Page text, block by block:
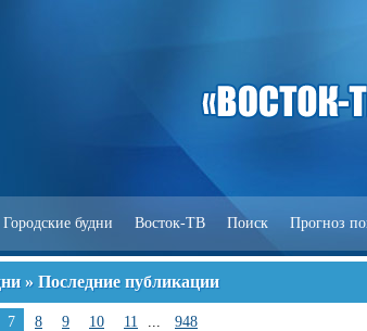
Городские будни Восток-ТВ Поиск Прогноз
» Последние публикации
7 8 9 10 11 ... 948